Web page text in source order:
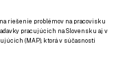
riešenie problémov na pracovisku
pracujúcich na Slovensku aj v
(MAP), ktorá v súčasnosti